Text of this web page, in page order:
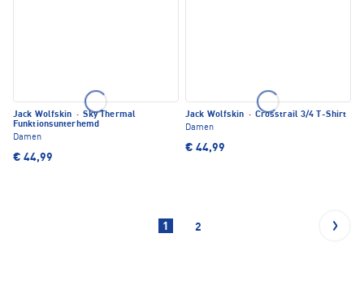
Jack Wolfskin · Sky Thermal
Funktionsunterhemd
Damen
€ 44,99
Jack Wolfskin · Crosstrail 3/4 T-Shirt
Damen
€ 44,99
1 2